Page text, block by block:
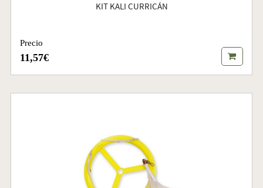
KIT KALI CURRICÁN
Precio
11,57€